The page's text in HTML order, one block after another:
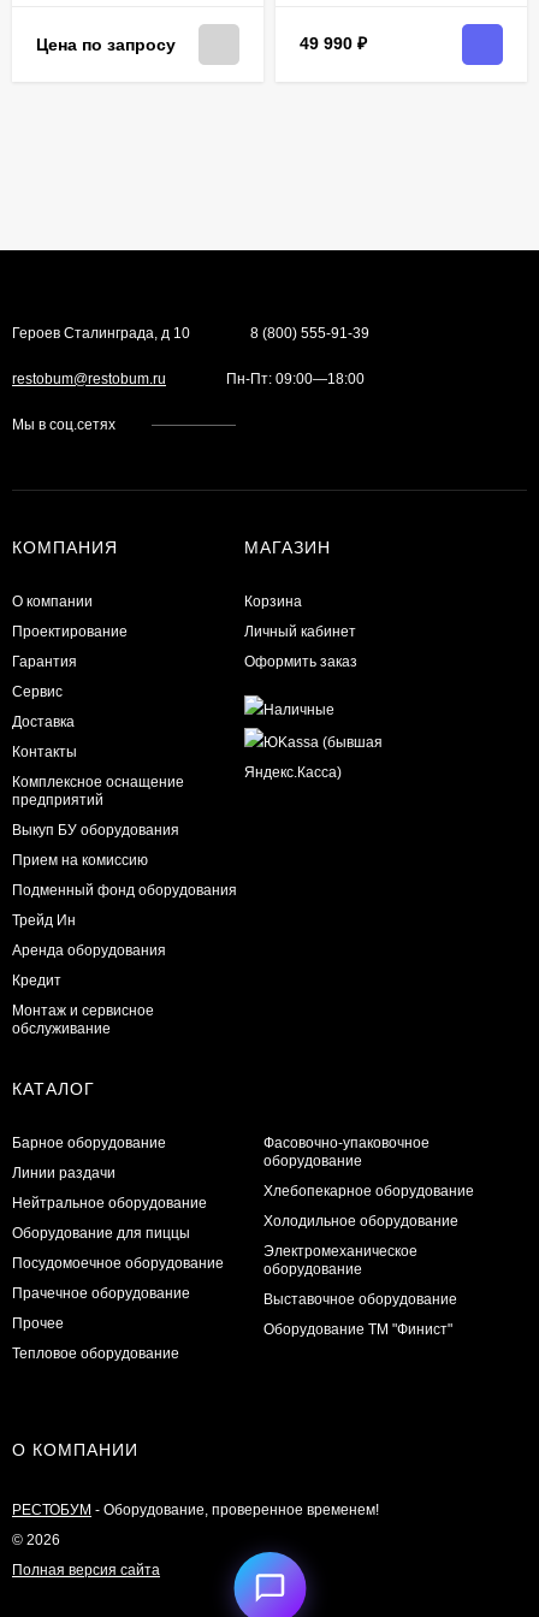
Цена по запросу 49 990 ₽
Героев Сталинграда, д 10 8 (800) 555-91-39
restobum@restobum.ru Пн-Пт: 09:00—18:00
Мы в соц.сетях
КОМПАНИЯ
О компании
Проектирование
Гарантия
Сервис
Доставка
Контакты
Комплексное оснащение
предприятий
Выкуп БУ оборудования
Прием на комиссию
Подменный фонд оборудования
Трейд Ин
Аренда оборудования
Кредит
Монтаж и сервисное
обслуживание
МАГАЗИН
Корзина
Личный кабинет
Оформить заказ
КАТАЛОГ
Барное оборудование
Линии раздачи
Нейтральное оборудование
Оборудование для пиццы
Посудомоечное оборудование
Прачечное оборудование
Прочее
Тепловое оборудование
Фасовочно-упаковочное
оборудование
Хлебопекарное оборудование
Холодильное оборудование
Электромеханическое
оборудование
Выставочное оборудование
Оборудование ТМ "Финист"
О КОМПАНИИ
РЕСТОБУМ - Оборудование, проверенное временем!
© 2026
Полная версия сайта